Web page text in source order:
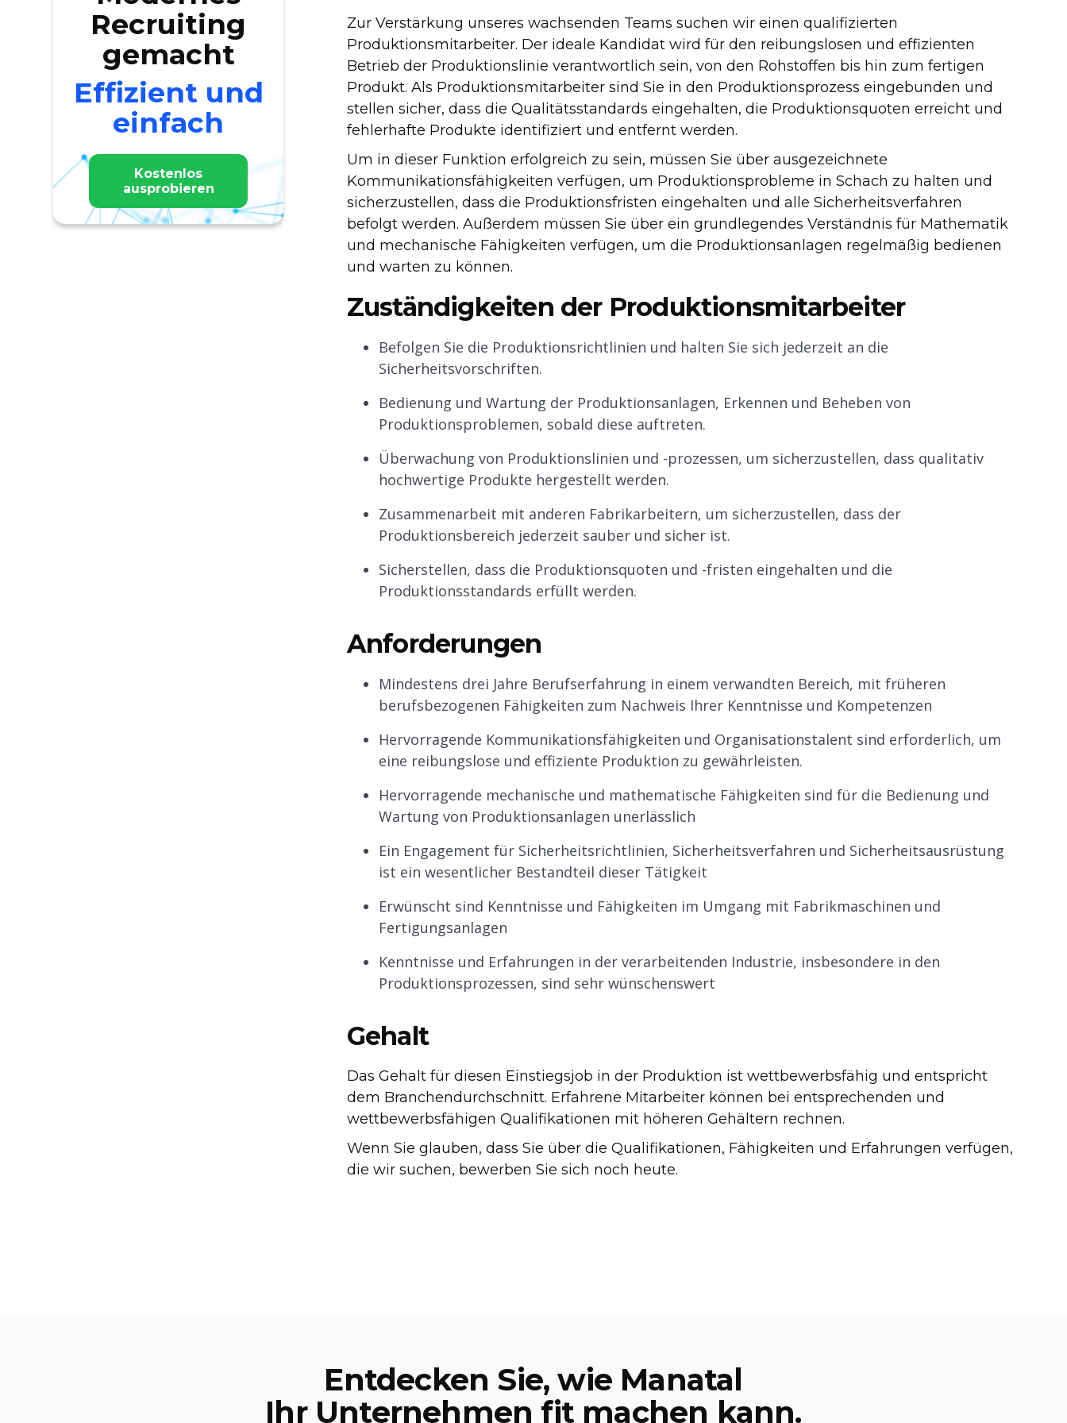
Recruiting
gemacht
Effizient und
einfach
Kostenlos
ausprobieren
Zur Verstärkung unseres wachsenden Teams suchen wir einen qualifizierten
Produktionsmitarbeiter. Der ideale Kandidat wird für den reibungslosen und effizienten
Betrieb der Produktionslinie verantwortlich sein, von den Rohstoffen bis hin zum fertigen
Produkt. Als Produktionsmitarbeiter sind Sie in den Produktionsprozess eingebunden und
stellen sicher, dass die Qualitätsstandards eingehalten, die Produktionsquoten erreicht und
fehlerhafte Produkte identifiziert und entfernt werden.
Um in dieser Funktion erfolgreich zu sein, müssen Sie über ausgezeichnete
Kommunikationsfähigkeiten verfügen, um Produktionsprobleme in Schach zu halten und
sicherzustellen, dass die Produktionsfristen eingehalten und alle Sicherheitsverfahren
befolgt werden. Außerdem müssen Sie über ein grundlegendes Verständnis für Mathematik
und mechanische Fähigkeiten verfügen, um die Produktionsanlagen regelmäßig bedienen
und warten zu können.
Zuständigkeiten der Produktionsmitarbeiter
Befolgen Sie die Produktionsrichtlinien und halten Sie sich jederzeit an die
Sicherheitsvorschriften.
Bedienung und Wartung der Produktionsanlagen, Erkennen und Beheben von
Produktionsproblemen, sobald diese auftreten.
Überwachung von Produktionslinien und -prozessen, um sicherzustellen, dass qualitativ
hochwertige Produkte hergestellt werden.
Zusammenarbeit mit anderen Fabrikarbeitern, um sicherzustellen, dass der
Produktionsbereich jederzeit sauber und sicher ist.
Sicherstellen, dass die Produktionsquoten und -fristen eingehalten und die
Produktionsstandards erfüllt werden.
Anforderungen
Mindestens drei Jahre Berufserfahrung in einem verwandten Bereich, mit früheren
berufsbezogenen Fähigkeiten zum Nachweis Ihrer Kenntnisse und Kompetenzen
Hervorragende Kommunikationsfähigkeiten und Organisationstalent sind erforderlich, um
eine reibungslose und effiziente Produktion zu gewährleisten.
Hervorragende mechanische und mathematische Fähigkeiten sind für die Bedienung und
Wartung von Produktionsanlagen unerlässlich
Ein Engagement für Sicherheitsrichtlinien, Sicherheitsverfahren und Sicherheitsausrüstung
ist ein wesentlicher Bestandteil dieser Tätigkeit
Erwünscht sind Kenntnisse und Fähigkeiten im Umgang mit Fabrikmaschinen und
Fertigungsanlagen
Kenntnisse und Erfahrungen in der verarbeitenden Industrie, insbesondere in den
Produktionsprozessen, sind sehr wünschenswert
Gehalt
Das Gehalt für diesen Einstiegsjob in der Produktion ist wettbewerbsfähig und entspricht
dem Branchendurchschnitt. Erfahrene Mitarbeiter können bei entsprechenden und
wettbewerbsfähigen Qualifikationen mit höheren Gehältern rechnen.
Wenn Sie glauben, dass Sie über die Qualifikationen, Fähigkeiten und Erfahrungen verfügen,
die wir suchen, bewerben Sie sich noch heute.
Entdecken Sie, wie Manatal
Ihr Unternehmen fit machen kann.